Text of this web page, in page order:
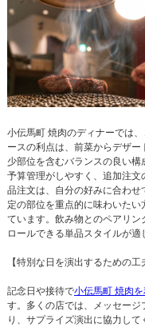
小伝馬町 焼肉のディナーでは
ースの利点は、前菜からデザ
少部位を含むバランスの良い構
予算管理がしやすく、追加注
品注文は、自分の好みに合わ
定の部位を重点的に味わいた
ています。飲み物とのペアリン
ロールできる単品スタイルが適
【特別な日を演出するための工
記念日や接待で小伝馬町 焼肉を
す。多くの店では、メッセー
り、サプライズ演出に協力し